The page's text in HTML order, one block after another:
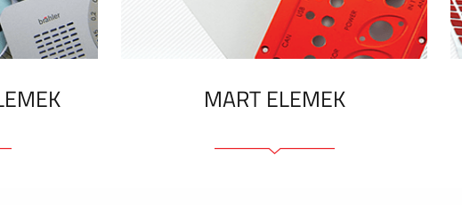
MART ELEMEK